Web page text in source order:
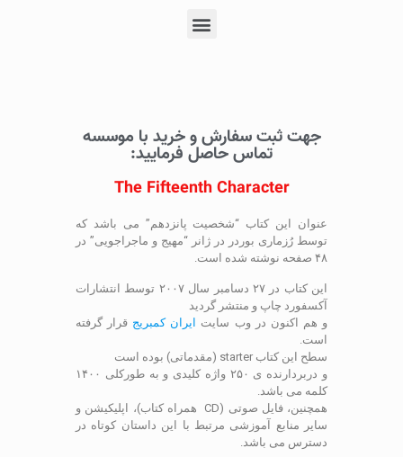
جهت ثبت سفارش و خرید با موسسه
تماس حاصل فرمایید:
The Fifteenth Character
عنوان این کتاب “شخصیت پانزدهم” می باشد که
توسط رُزماری بوردر در ژانر “مهیج و ماجراجویی” در
۴۸ صفحه نوشته شده است.
این کتاب در ۲۷ دسامبر سال ۲۰۰۷ توسط انتشارات
آکسفورد چاپ و منتشر گردید
و هم اکنون در وب سایت ایران کمبریج قرار گرفته
است.
سطح این کتاب starter (مقدماتی) بوده است
و دربردارنده ی ۲۵۰ واژه کلیدی و به طورکلی ۱۴۰۰
کلمه می باشد.
همچنین، فایل صوتی (CD همراه کتاب)، اپلیکیشن و
سایر منابع آموزشی مرتبط با این داستان کوتاه در
دسترس می باشد.